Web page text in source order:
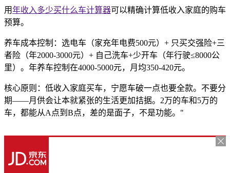
用年收入多少买什么车计算器可以精确计算低收入家庭的购车
预算。
养车成本控制：选电车（家充年电费500元）+ 只买交强险+三
者险（年2000-3000元）+ 自己洗车+少开车（年行驶≤8000公
里）。年养车控制在4000-5000元，月均350-420元。
核心原则：低收入家庭买车，宁愿车破一点也要全款。不要分
期——月供会让本就紧张的生活更加拮据。2万的车和5万的
车，都能从A点到B点，差的是面子，不是功能。"